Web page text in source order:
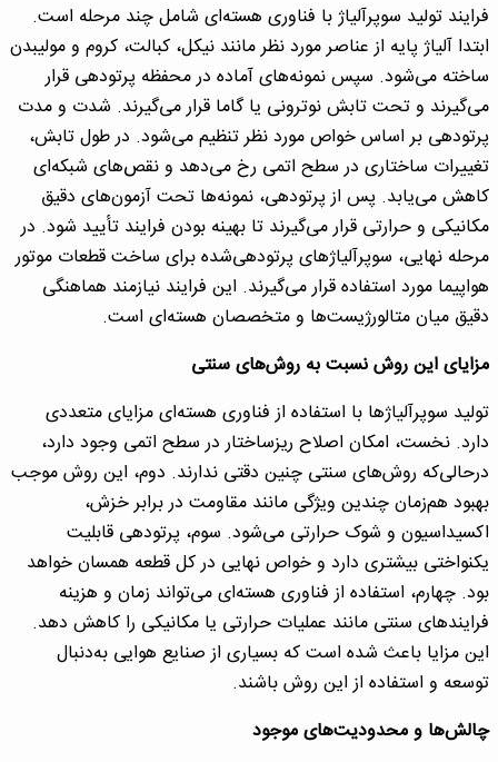
فرایند تولید سوپرآلیاژ با فناوری هسته‌ای شامل چند مرحله است.
ابتدا آلیاژ پایه از عناصر مورد نظر مانند نیکل، کبالت، کروم و مولیبدن
ساخته می‌شود. سپس نمونه‌های آماده در محفظه پرتودهی قرار
می‌گیرند و تحت تابش نوترونی یا گاما قرار می‌گیرند. شدت و مدت
پرتودهی بر اساس خواص مورد نظر تنظیم می‌شود. در طول تابش،
تغییرات ساختاری در سطح اتمی رخ می‌دهد و نقص‌های شبکه‌ای
کاهش می‌یابد. پس از پرتودهی، نمونه‌ها تحت آزمون‌های دقیق
مکانیکی و حرارتی قرار می‌گیرند تا بهینه بودن فرایند تأیید شود. در
مرحله نهایی، سوپرآلیاژهای پرتودهی‌شده برای ساخت قطعات موتور
هواپیما مورد استفاده قرار می‌گیرند. این فرایند نیازمند هماهنگی
دقیق میان متالورژیست‌ها و متخصصان هسته‌ای است.
مزایای این روش نسبت به روش‌های سنتی
تولید سوپرآلیاژها با استفاده از فناوری هسته‌ای مزایای متعددی
دارد. نخست، امکان اصلاح ریزساختار در سطح اتمی وجود دارد،
درحالی‌که روش‌های سنتی چنین دقتی ندارند. دوم، این روش موجب
بهبود هم‌زمان چندین ویژگی مانند مقاومت در برابر خزش،
اکسیداسیون و شوک حرارتی می‌شود. سوم، پرتودهی قابلیت
یکنواختی بیشتری دارد و خواص نهایی در کل قطعه همسان خواهد
بود. چهارم، استفاده از فناوری هسته‌ای می‌تواند زمان و هزینه
فرایندهای سنتی مانند عملیات حرارتی یا مکانیکی را کاهش دهد.
این مزایا باعث شده است که بسیاری از صنایع هوایی به‌دنبال
توسعه و استفاده از این روش باشند.
چالش‌ها و محدودیت‌های موجود